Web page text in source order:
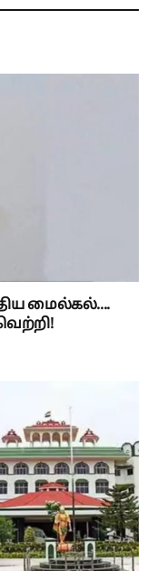
மைல்கல்....